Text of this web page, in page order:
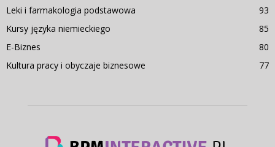
Leki i farmakologia podstawowa
93
Kursy języka niemieckiego
85
E-Biznes
80
Kultura pracy i obyczaje biznesowe
77